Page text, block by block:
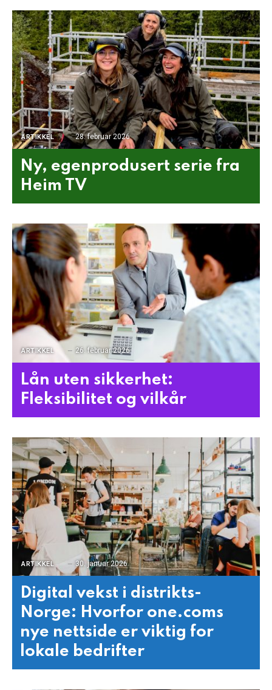
ARTIKKEL 28. februar 2026
Ny, egenprodusert serie fra
Heim TV
ARTIKKEL 26. februar 2026
Lån uten sikkerhet:
Fleksibilitet og vilkår
ARTIKKEL 30. januar 2026
Digital vekst i distrikts-
Norge: Hvorfor one.coms
nye nettside er viktig for
lokale bedrifter